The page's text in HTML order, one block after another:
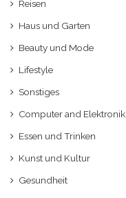
Reisen
Haus und Garten
Beauty und Mode
Lifestyle
Sonstiges
Computer and Elektronik
Essen und Trinken
Kunst und Kultur
Gesundheit